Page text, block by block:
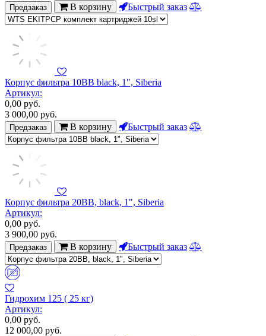
Предзаказ В корзину Быстрый заказ
Корпус фильтра 10BB black, 1", Siberia
Артикул:
0,00 руб.
3 000,00 руб.
Предзаказ В корзину Быстрый заказ
Корпус фильтра 20BB, black, 1", Siberia
Артикул:
0,00 руб.
3 900,00 руб.
Предзаказ В корзину Быстрый заказ
Гидрохим 125 ( 25 кг)
Артикул:
0,00 руб.
12 000,00 руб.